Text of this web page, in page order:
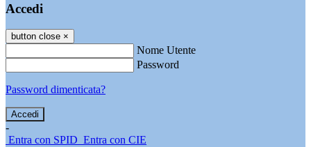
Accedi
button close ×
Nome Utente
Password
Password dimenticata?
-
Entra con SPID Entra con CIE